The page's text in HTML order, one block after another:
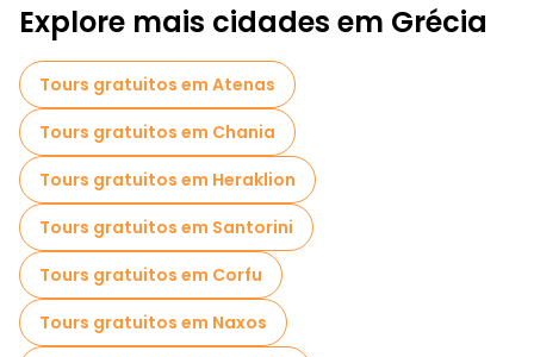
Visitas de degustação locais em Tessalónica
Passeios gratuitos de um dia em Tessalónica
Passeios a pé noturnos gratuitos em Tessalónica
Passeios de bicicleta em Tessalónica
Passeios gastronômicos em Tessalónica
Explore mais cidades em Grécia
Tours gratuitos em Atenas
Tours gratuitos em Chania
Tours gratuitos em Heraklion
Tours gratuitos em Santorini
Tours gratuitos em Corfu
Tours gratuitos em Naxos